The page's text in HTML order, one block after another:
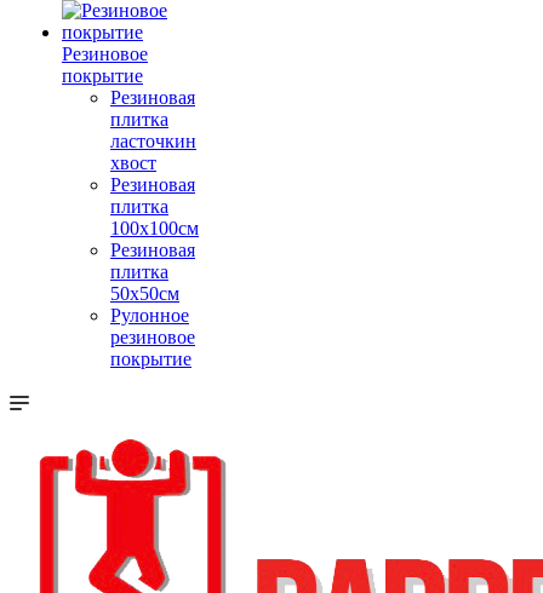
Резиновое
покрытие
Резиновая
плитка
ласточкин
хвост
Резиновая
плитка
100х100см
Резиновая
плитка
50х50см
Рулонное
резиновое
покрытие